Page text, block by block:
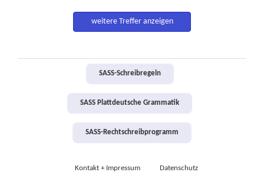
weitere Treffer anzeigen
SASS-Schreibregeln
SASS Plattdeutsche Grammatik
SASS-Rechtschreibprogramm
Kontakt + Impressum Datenschutz